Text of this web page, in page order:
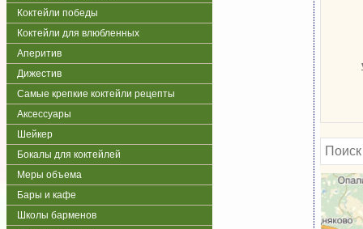
Коктейли победы
Коктейли для влюбленных
Аперитив
Дижестив
Самые крепкие коктейли рецепты
Аксессуары
Шейкер
Бокалы для коктейлей
Меры объема
Бары и кафе
Школы барменов